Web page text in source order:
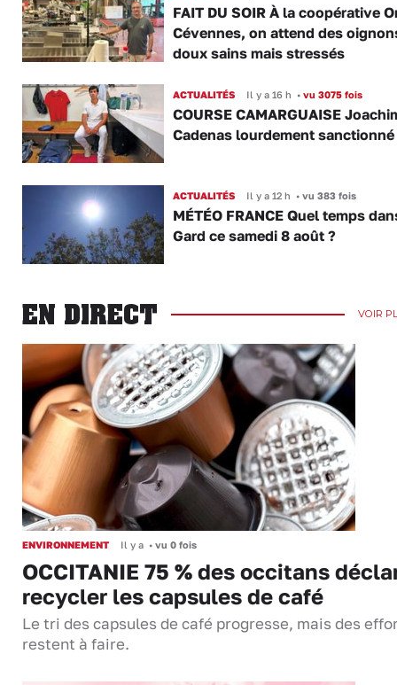
FAIT DU SOIR À la coopérative
Cévennes, on attend des
doux sains mais stressés
ACTUALITÉS Il y a 16 h •vu 3075 fois
COURSE CAMARGUAISE
Cadenas lourdement sanctionné
ACTUALITÉS Il y a 12 h •vu 383 fois
MÉTÉO FRANCE Quel temps
Gard ce samedi 8 août ?
EN DIRECT VOIR
ENVIRONNEMENT Il y a • vu 0 fois
OCCITANIE 75 % des occitans
recycler les capsules de café
Le tri des capsules de café progresse, mais des
restent à faire.